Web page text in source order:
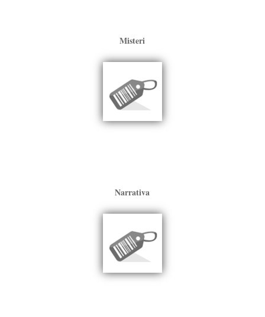
Misteri
Narrativa